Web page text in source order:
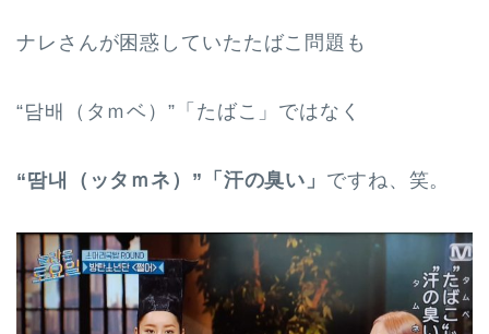
ナレさんが困惑していたたばこ問題も
“담배（タｍベ）”「たばこ」ではなく
“땀내（ッタｍネ）”「汗の臭い」 ですね、笑。